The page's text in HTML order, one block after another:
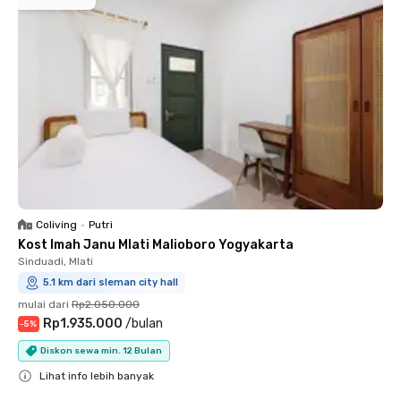
Coliving • Putri
Kost Imah Janu Mlati Malioboro Yogyakarta
Sinduadi, Mlati
5.1 km dari sleman city hall
mulai dari Rp2.050.000
-5% Rp1.935.000 /bulan
Diskon sewa min. 12 Bulan
Lihat info lebih banyak